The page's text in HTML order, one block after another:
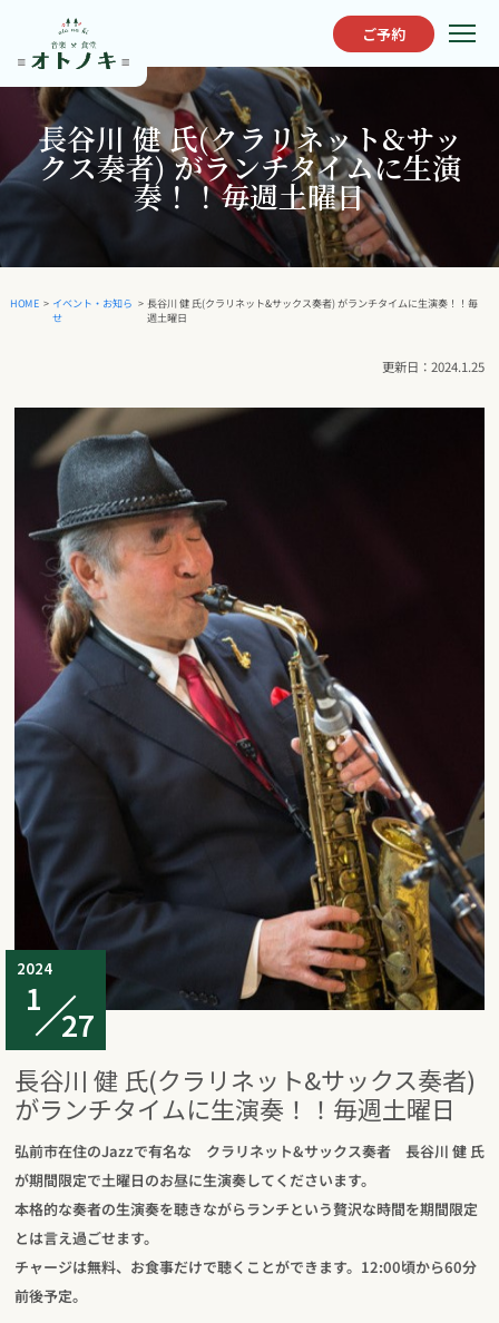
ご予約
長谷川 健 氏(クラリネット&サッ
クス奏者) がランチタイムに生演
奏！！毎週土曜日
HOME > イベント・お知ら
せ
> 長谷川 健 氏(クラリネット&サックス奏者) がランチタイムに生演奏！！毎
週土曜日
2024.1.25
2024
1
27
長谷川 健 氏(クラリネット&サックス奏者)
がランチタイムに生演奏！！毎週土曜日
弘前市在住のJazzで有名な クラリネット&サックス奏者 長谷川 健 氏
が期間限定で土曜日のお昼に生演奏してくださいます。
本格的な奏者の生演奏を聴きながらランチという贅沢な時間を期間限定
とは言え過ごせます。
チャージは無料、お食事だけで聴くことができます。12:00頃から60分
前後予定。